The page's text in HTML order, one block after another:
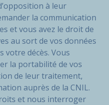
à leur
la communication
et vous avez le droit de
au sort de vos données
votre décès. Vous
la portabilité de vos
de leur traitement,
auprès de la CNIL.
et nous interroger